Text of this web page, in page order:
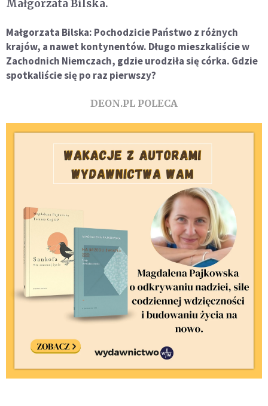
Małgorzata Bilska.
Małgorzata Bilska: Pochodzicie Państwo z różnych
krajów, a nawet kontynentów. Długo mieszkaliście w
Zachodnich Niemczach, gdzie urodziła się córka. Gdzie
spotkaliście się po raz pierwszy?
DEON.PL POLECA